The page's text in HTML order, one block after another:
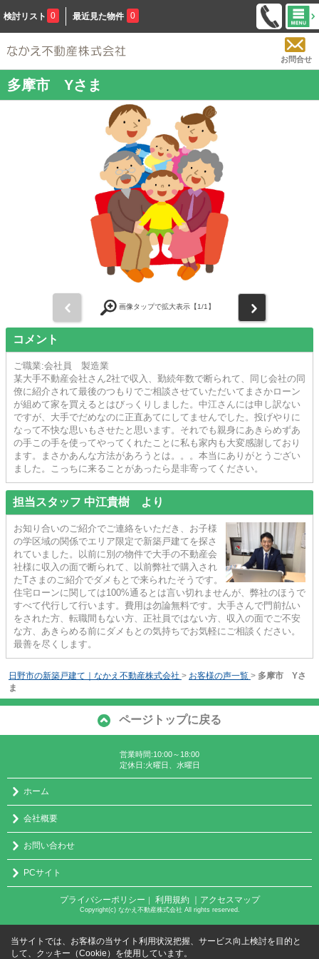
検討リスト 0 最近見た物件 0
お問合せ
多摩市 Yさま
画像タップで拡大表示【1/1】
コメント
ご職業:会社員 製造業
某大手不動産会社さん2社で収入、勤続年数で断られて、同じ会社の同
僚に紹介されて最後のつもりでご相談させていただいてまさかローン
が組めて家を買えるとはびっくりしました。中江さんには申し訳ない
ですが、大手でだめなのに正直あてにしてませんでした。投げやりに
なって不快な思いもさせたと思います。それでも親身にあきらめずあ
の手この手を使ってやってくれたことに私も家内も大変感謝しており
ます。まさかあんな方法があろうとは。。。本当にありがとうござい
ました。こっちに来ることがあったら是非寄ってください。
担当スタッフ 中江貴樹 より
お知り合いのご紹介でご連絡をいただき、お子様
の学区域の関係でエリア限定で新築戸建てを探さ
れていました。以前に別の物件で大手の不動産会
社様に収入の面で断られて、以前弊社で購入され
たTさまのご紹介でダメもとで来られたそうです。
住宅ローンに関しては100%通るとは言い切れませんが、弊社のほうで
すべて代行して行います。費用は勿論無料です。大手さんで門前払い
をされた方、転職間もない方、正社員ではない方、収入の面でご不安
な方、あきらめる前にダメもとの気持ちでお気軽にご相談ください。
最善を尽くします。
日野市の新築戸建て｜なかえ不動産株式会社 > お客様の声一覧 > 多摩市 Yさ
ま
ページトップに戻る
営業時間:10:00～18:00
定休日:火曜日、水曜日
ホーム
会社概要
お問い合わせ
PCサイト
プライバシーポリシー ｜ 利用規約 ｜アクセスマップ
Copyright(c) なかえ不動産株式会社 All rights reserved.
当サイトでは、お客様の当サイト利用状況把握、サービス向上検討を目的と
して、クッキー（Cookie）を使用しています。